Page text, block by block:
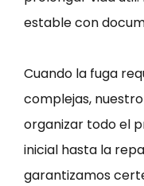
estable con
Cuando la fuga
complejas,
organizar todo el
inicial hasta la
garantizamos